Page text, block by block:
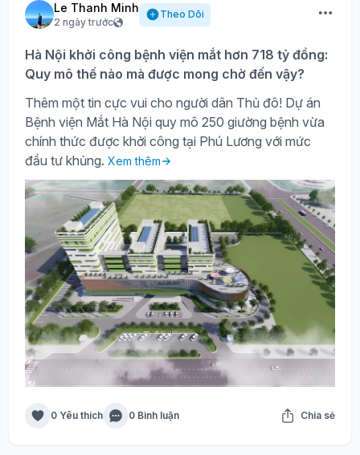
Le Thanh Minh
2 ngày trước
Theo Dõi
Hà Nội khởi công bệnh viện mắt hơn 718 tỷ đồng:
Quy mô thế nào mà được mong chờ đến vậy?
Thêm một tin cực vui cho người dân Thủ đô! Dự án
Bệnh viện Mắt Hà Nội quy mô 250 giường bệnh vừa
chính thức được khởi công tại Phú Lương với mức
đầu tư khủng. Xem thêm
0 Yêu thích 0 Bình luận Chia sẻ